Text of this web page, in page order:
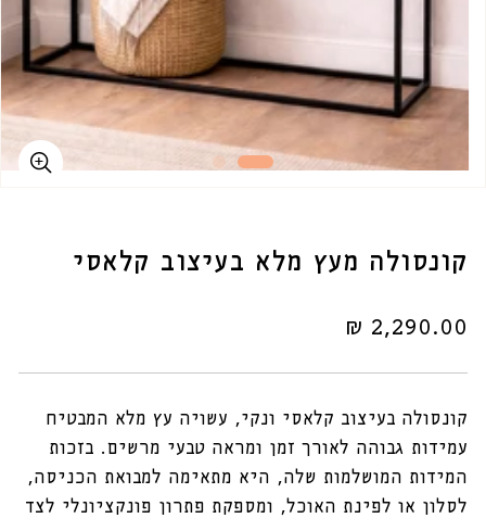
קונסולה מעץ מלא בעיצוב קלאסי
מחיר
2,290.00 ₪
קונסולה בעיצוב קלאסי ונקי, עשויה עץ מלא המבטיח
עמידות גבוהה לאורך זמן ומראה טבעי מרשים. בזכות
המידות המושלמות שלה, היא מתאימה למבואת הכניסה,
לסלון או לפינת האוכל, ומספקת פתרון פונקציונלי לצד